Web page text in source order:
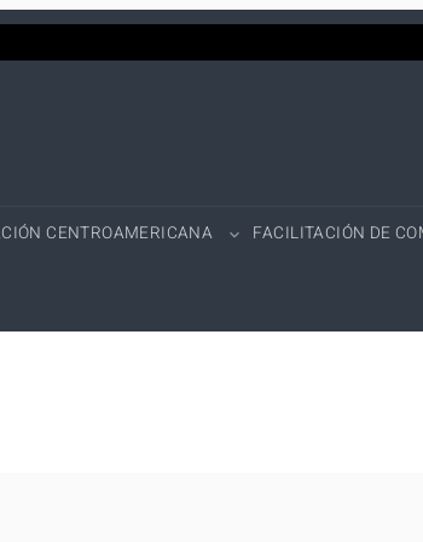
CENTROAMERICANA FACILITACIÓN DE